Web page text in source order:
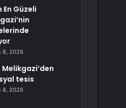
En Güzeli
8, 2026
Melikgazi’den
tesis
8, 2026